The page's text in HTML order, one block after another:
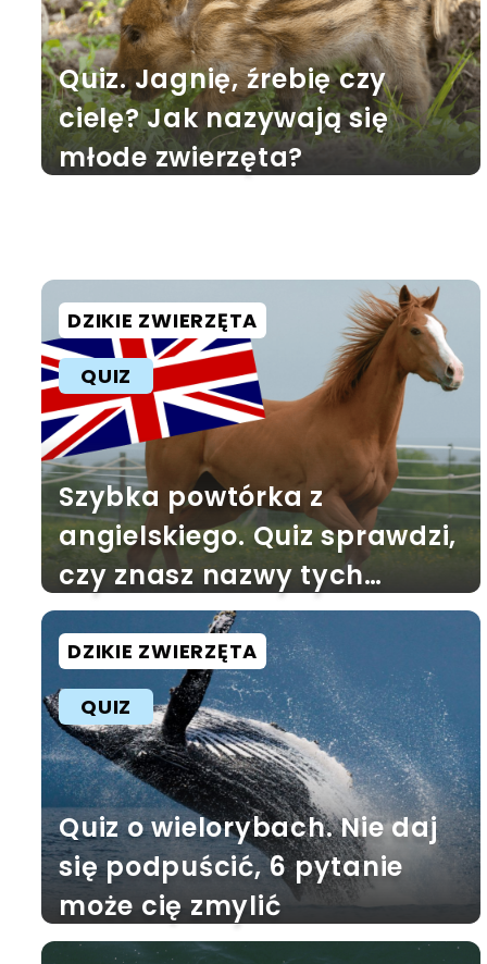
Quiz. Jagnię, źrebię czy
cielę? Jak nazywają się
młode zwierzęta?
DZIKIE ZWIERZĘTA
QUIZ
Szybka powtórka z
angielskiego. Quiz sprawdzi,
czy znasz nazwy tych
zwierząt
DZIKIE ZWIERZĘTA
QUIZ
Quiz o wielorybach. Nie daj
się podpuścić, 6 pytanie
może cię zmylić